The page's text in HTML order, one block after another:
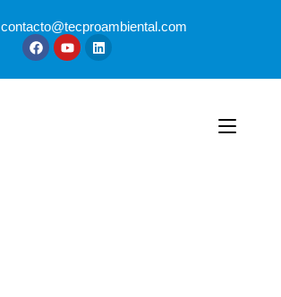
contacto@tecproambiental.com